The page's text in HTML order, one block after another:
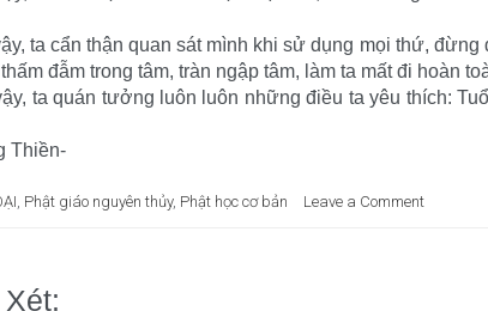
ta cẩn thận quan sát mình khi sử dụng mọi thứ,
đẫm trong tâm, tràn ngập tâm, làm ta mất đi hoàn
ta quán tưởng luôn luôn những điều ta yêu thích:
Thiền-
, Phật giáo nguyên thủy, Phật học cơ bản Leave a Comment